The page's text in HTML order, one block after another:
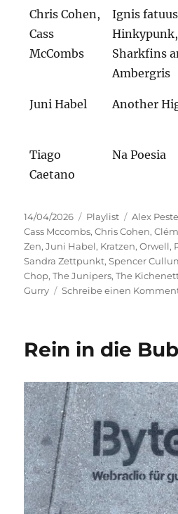
Chris Cohen,
Cass
McCombs
Ignis
Hinkypunk,
Sharkfins
Ambergris
Juni Habel Another
Tiago
Caetano
Na Poesia
Veröffentlicht
am
14/04/2026 Kategorien
Playlist Alex
Cass Mccombs,Chris Cohen,
Zen,Juni Habel, Kratzen,Orwell,
Sandra Zettpunkt,Spencer
Chop,The Junipers,The
Gurry
Schreibe einen
Rein in die